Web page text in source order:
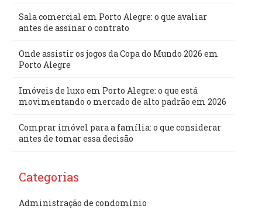
Sala comercial em Porto Alegre: o que avaliar
antes de assinar o contrato
Onde assistir os jogos da Copa do Mundo 2026 em
Porto Alegre
Imóveis de luxo em Porto Alegre: o que está
movimentando o mercado de alto padrão em 2026
Comprar imóvel para a família: o que considerar
antes de tomar essa decisão
Categorias
Administração de condomínio